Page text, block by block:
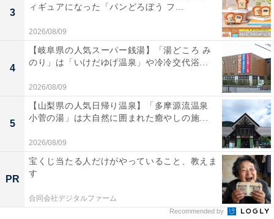
3
ィギュアになった「パンどろぼう フ...
2026/08/09
4
【岐阜県の人気スーパー銭湯】「湯どころ み
のり」は「いけだゆげ温泉」や冷冷交代浴...
2026/08/09
5
【山梨県の人気日帰り温泉】「多摩源流温泉
小菅の湯」は大自然に囲まれた癒やしの施...
2026/08/09
PR
宝くじ当たる人だけがやっていること、教えま
す
合同会社デジタルファーム
Recommended by